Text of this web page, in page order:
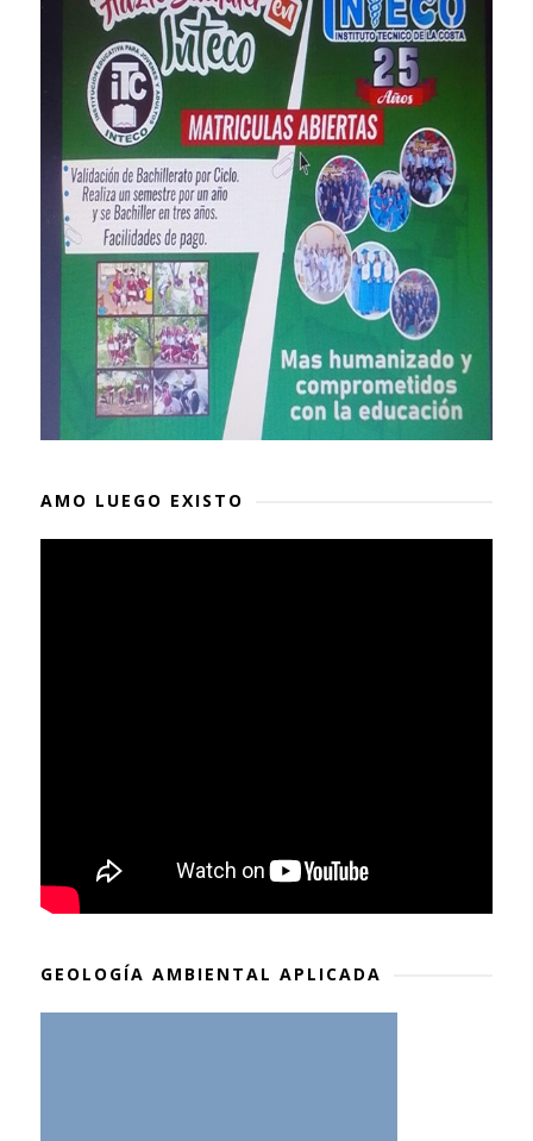
AMO LUEGO EXISTO
GEOLOGÍA AMBIENTAL APLICADA